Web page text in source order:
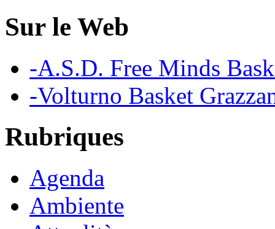
Sur le Web
-A.S.D. Free Minds
-Volturno Basket
Rubriques
Agenda
Ambiente